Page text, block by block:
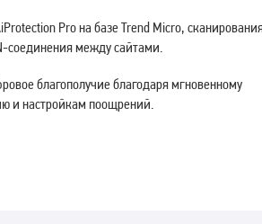
Pro на базе Trend Micro,
соединения между сайтами.
благополучие благодаря мгновенному
и настройкам поощрений.